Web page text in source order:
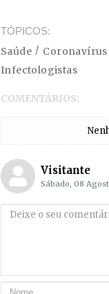
TÓPICOS
Saúde Coronavírus
Infectologistas
COMENTÁRIOS:
Visitante
Sábado, 08